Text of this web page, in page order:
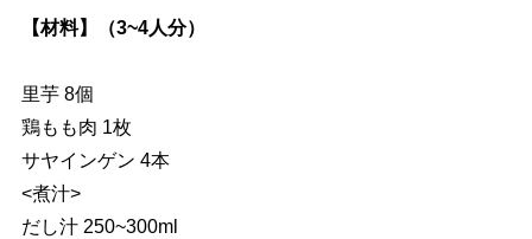
【材料】（3~4人分）
里芋 8個
鶏もも肉 1枚
サヤインゲン 4本
<煮汁>
だし汁 250~300ml